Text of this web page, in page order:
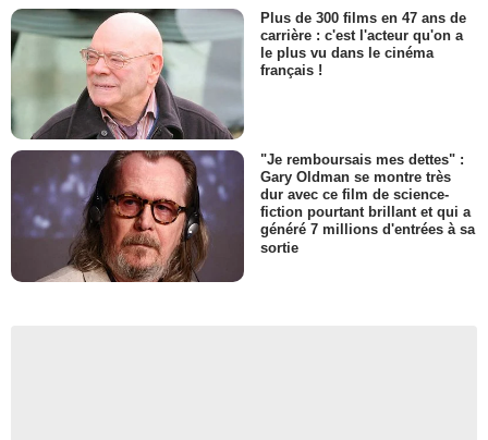
Plus de 300 films en 47 ans de
carrière : c'est l'acteur qu'on a
le plus vu dans le cinéma
français !
"Je remboursais mes dettes" :
Gary Oldman se montre très
dur avec ce film de science-
fiction pourtant brillant et qui a
généré 7 millions d'entrées à sa
sortie